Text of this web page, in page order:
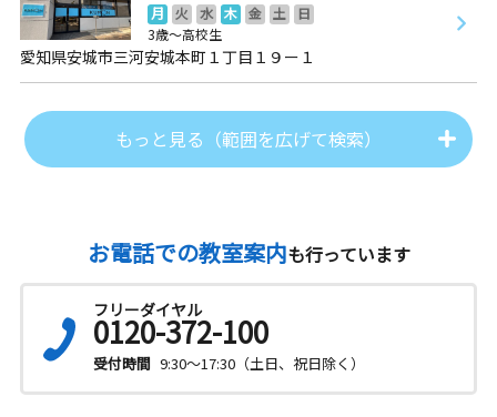
月 火 水 木 金 土
日
3歳～高校生
愛知県安城市三河安城本町１丁目１９ー１
もっと見る（範囲を広げて検索）
お電話での教室案内も行っています
フリーダイヤル
0120-372-100
受付時間 9:30～17:30（土日、祝日除く）